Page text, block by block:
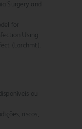
Surgery and
for
Using
(Larchmt).
ou
riscos,